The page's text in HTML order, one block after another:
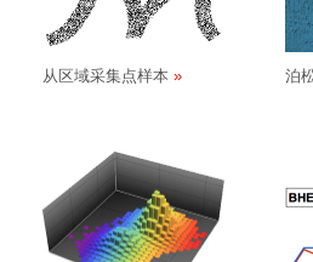
从区域采集点样本 泊